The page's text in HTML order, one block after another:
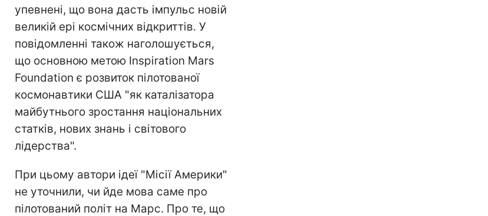
упевнені, що вона дасть імпульс новій
великій ері космічних відкриттів. У
повідомленні також наголошується,
що основною метою Inspiration Mars
Foundation є розвиток пілотованої
космонавтики США "як каталізатора
майбутнього зростання національних
статків, нових знань і світового
лідерства".
При цьому автори ідеї "Місії Америки"
не уточнили, чи йде мова саме про
пілотований політ на Марс. Про те, що